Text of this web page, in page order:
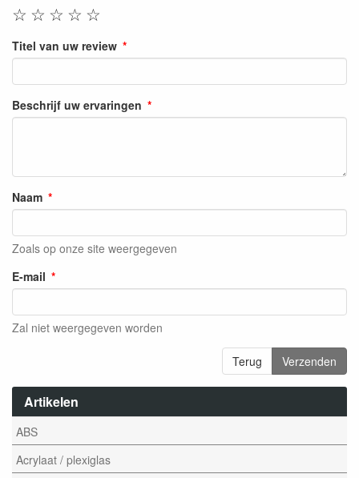
Artikelen
ABS
Acrylaat / plexiglas
☆
☆
☆
☆
☆
Titel van uw review
Beschrijf uw ervaringen
Naam
Zoals op onze site weergegeven
E-mail
Zal niet weergegeven worden
Terug Verzenden